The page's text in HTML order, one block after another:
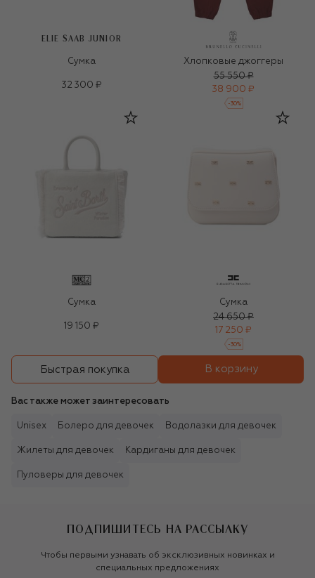
ELIE SAAB JUNIOR
Сумка
32 300 ₽
Хлопковые джоггеры
55 550 ₽
38 900 ₽
-30%
Сумка
19 150 ₽
Сумка
24 650 ₽
17 250 ₽
-30%
Быстрая покупка В корзину
Вас также может заинтересовать
Unisex Болеро для девочек Водолазки для девочек
Жилеты для девочек Кардиганы для девочек
Пуловеры для девочек
ПОДПИШИТЕСЬ НА РАССЫЛКУ
Чтобы первыми узнавать об эксклюзивных новинках и
специальных предложениях